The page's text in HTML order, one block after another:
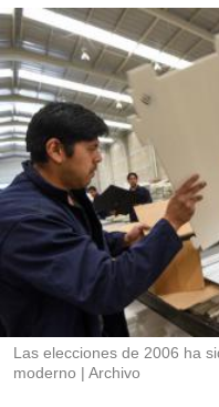
i
o
n
e
s
d
e
c
o
m
p
a
r
t
r
d
a
r
Las elecciones de 2006 ha
moderno
Archivo